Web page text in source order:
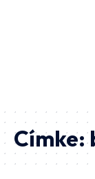
Címke: